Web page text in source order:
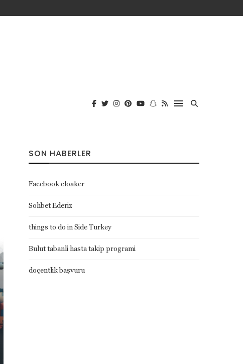
SON HABERLER
Facebook cloaker
Sohbet Ederiz
things to do in Side Turkey
Bulut tabanli hasta takip programi
doçentlik başvuru